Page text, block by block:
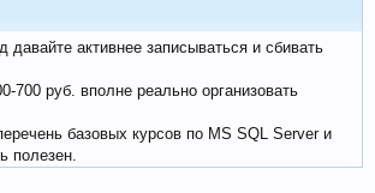
давайте активнее записываться и сбивать
700 руб. вполне реально организовать
базовых курсов по MS SQL Server и
полезен.